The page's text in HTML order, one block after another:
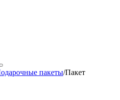
пакеты/Пакет